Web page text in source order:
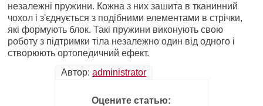
незалежні пружини. Кожна з них зашита в тканинний
чохол і з'єднується з подібними елементами в стрічки,
які формують блок. Такі пружини виконують свою
роботу з підтримки тіла незалежно один від одного і
створюють ортопедичний ефект.
Автор: administrator
Оцените статью: